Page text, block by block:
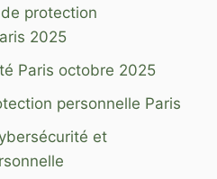
protection
2025
Paris octobre 2025
personnelle Paris
et